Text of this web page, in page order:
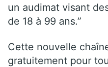
un audimat visant
de 18 à 99 ans.”
Cette nouvelle
gratuitement pour